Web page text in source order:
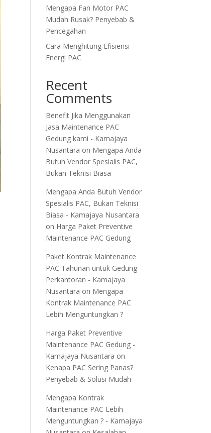
Mengapa Fan Motor PAC
Mudah Rusak? Penyebab &
Pencegahan
Cara Menghitung Efisiensi
Energi PAC
Recent
Comments
Benefit Jika Menggunakan
Jasa Maintenance PAC
Gedung kami - Kamajaya
Nusantara on Mengapa Anda
Butuh Vendor Spesialis PAC,
Bukan Teknisi Biasa
Mengapa Anda Butuh Vendor
Spesialis PAC, Bukan Teknisi
Biasa - Kamajaya Nusantara
on Harga Paket Preventive
Maintenance PAC Gedung
Paket Kontrak Maintenance
PAC Tahunan untuk Gedung
Perkantoran - Kamajaya
Nusantara on Mengapa
Kontrak Maintenance PAC
Lebih Menguntungkan ?
Harga Paket Preventive
Maintenance PAC Gedung -
Kamajaya Nusantara on
Kenapa PAC Sering Panas?
Penyebab & Solusi Mudah
Mengapa Kontrak
Maintenance PAC Lebih
Menguntungkan ? - Kamajaya